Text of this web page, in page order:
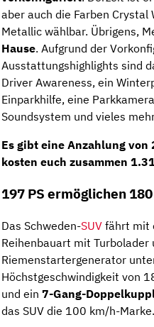
aber auch die Farben
Metallic wählbar. Übrigens,
Hause. Aufgrund der
Ausstattungshighlights sind
Driver Awareness, ein
Einparkhilfe, eine
Soundsystem und vieles
Es gibt eine Anzahlung von
kosten euch zusammen
197 PS ermöglichen
Das Schweden-SUV fährt mit
Reihenbauart mit
Riemenstartergenerator
Höchstgeschwindigkeit von
und ein 7-Gang-
das SUV die 100 km/h-Marke.